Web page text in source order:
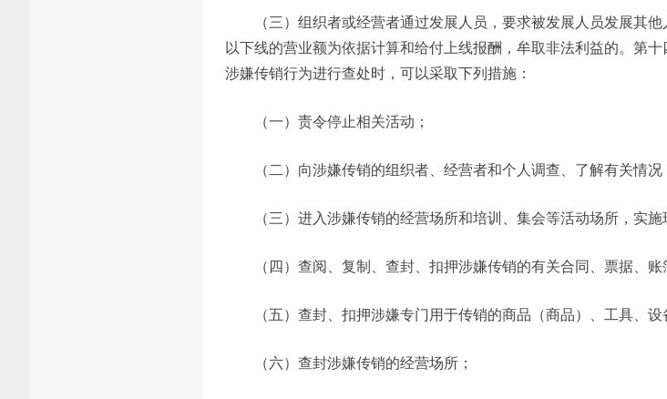
（三）组织者或经营者通过发展人员，要求被发展人员发展其
以下线的营业额为依据计算和给付上线报酬，牟取非法利益的。第
涉嫌传销行为进行查处时，可以采取下列措施：
（一）责令停止相关活动；
（二）向涉嫌传销的组织者、经营者和个人调查、了解有关情况
（三）进入涉嫌传销的经营场所和培训、集会等活动场所，实施
（四）查阅、复制、查封、扣押涉嫌传销的有关合同、票据、账
（五）查封、扣押涉嫌专门用于传销的商品（商品）、工具、设
（六）查封涉嫌传销的经营场所；